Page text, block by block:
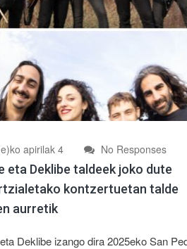
apirilak 4 No Responses
eta Deklibe taldeek joko dute
kontzertuetan talde
aurretik
Deklibe izango dira 2025eko San